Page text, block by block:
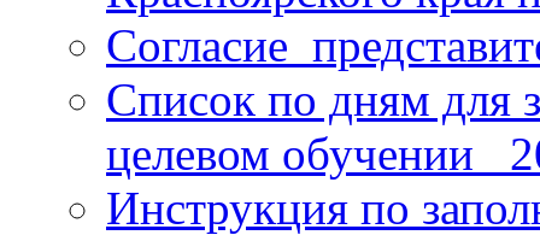
Список по дням для
целевом обучении_
Инструкция по